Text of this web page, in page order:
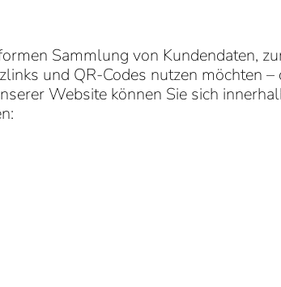
Sammlung von Kundendaten,
und QR-Codes nutzen möchten –
Website können Sie sich